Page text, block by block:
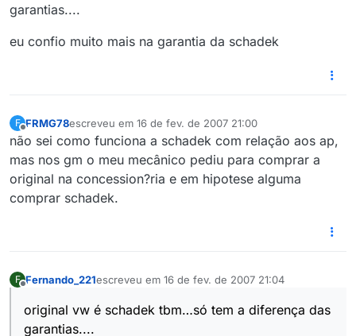
garantias....
eu confio muito mais na garantia da schadek
F
Offline
FRMG78escreveu em 16 de fev. de 2007 21:00
última edição por
não sei como funciona a schadek com relação aos ap,
mas nos gm o meu mecânico pediu para comprar a
original na concession?ria e em hipotese alguma
comprar schadek.
F Fernando_221escreveu em 16 de fev. de 2007 21:04
última edição por
original vw é schadek tbm…só tem a diferença das
garantias....